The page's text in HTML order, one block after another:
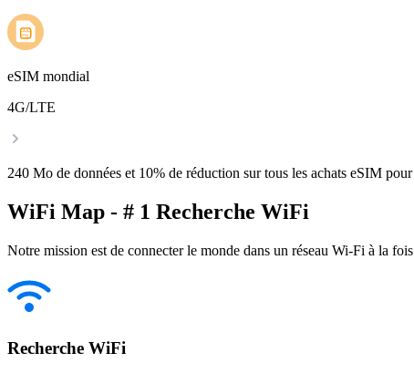
eSIM mondial
4G/LTE
240 Mo de données et 10% de réduction sur tous les achats eSIM
WiFi Map - # 1 Recherche WiFi
Notre mission est de connecter le monde dans un réseau Wi-Fi à la
Recherche WiFi